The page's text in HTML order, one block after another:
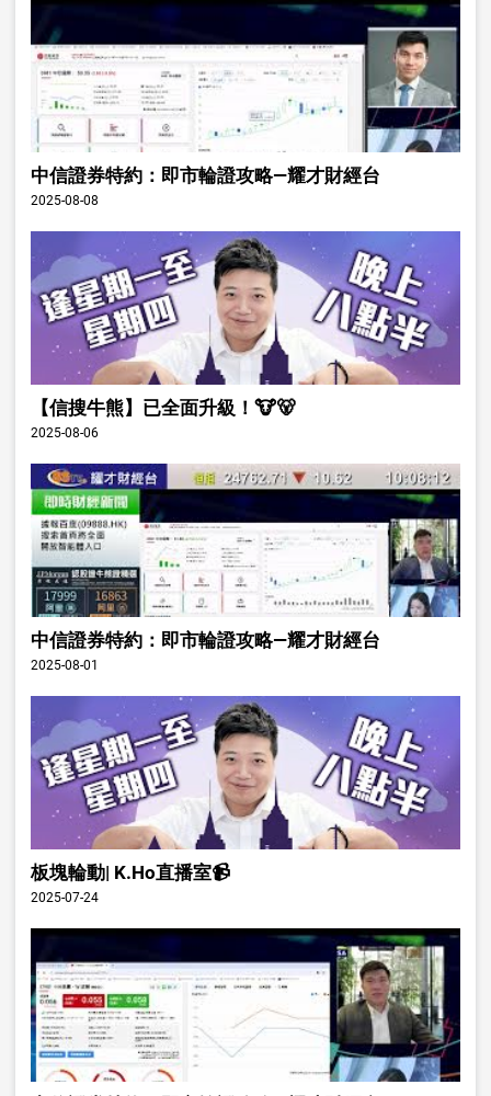
中信證券特約：即市輪證攻略—耀才財經台
2025-08-08
【信搜牛熊】已全面升級！🐮🐻
2025-08-06
中信證券特約：即市輪證攻略—耀才財經台
2025-08-01
板塊輪動| K.Ho直播室📹
2025-07-24